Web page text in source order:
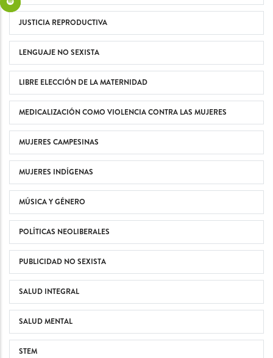
JUSTICIA REPRODUCTIVA
LENGUAJE NO SEXISTA
LIBRE ELECCIÓN DE LA MATERNIDAD
MEDICALIZACIÓN COMO VIOLENCIA CONTRA LAS MUJERES
MUJERES CAMPESINAS
MUJERES INDÍGENAS
MÚSICA Y GÉNERO
POLÍTICAS NEOLIBERALES
PUBLICIDAD NO SEXISTA
SALUD INTEGRAL
SALUD MENTAL
STEM